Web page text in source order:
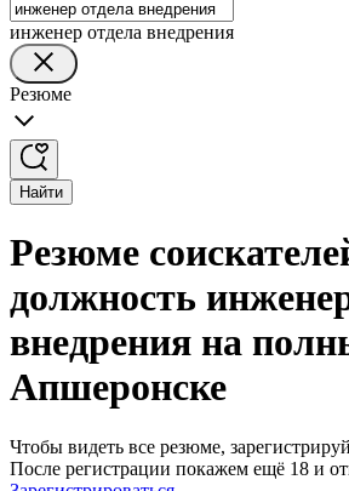
инженер отдела внедрения
Резюме
Найти
Резюме
должность
внедрения на
Апшеронске
Чтобы видеть все резюме,
После регистрации покажем ещё 18 и